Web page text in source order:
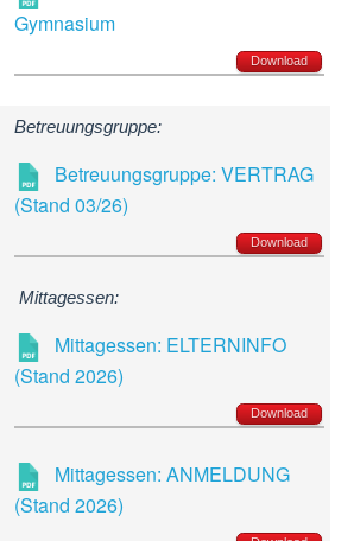
Gymnasium
Download
Betreuungsgruppe:
Betreuungsgruppe: VERTRAG
(Stand 03/26)
Download
Mittagessen:
Mittagessen: ELTERNINFO
(Stand 2026)
Download
Mittagessen: ANMELDUNG
(Stand 2026)